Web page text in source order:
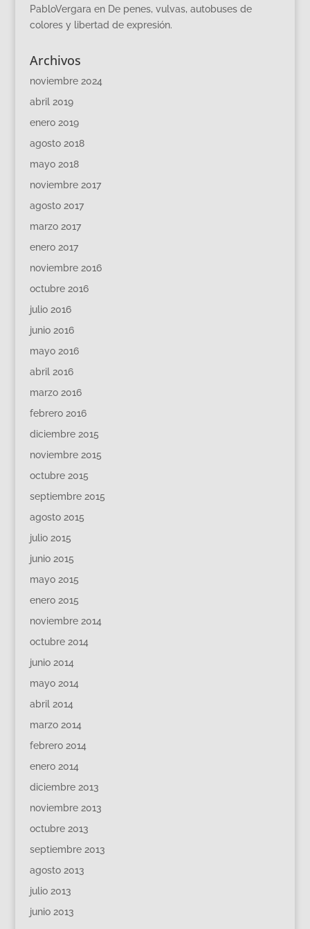
PabloVergara en De penes, vulvas, autobuses de
colores y libertad de expresión.
Archivos
noviembre 2024
abril 2019
enero 2019
agosto 2018
mayo 2018
noviembre 2017
agosto 2017
marzo 2017
enero 2017
noviembre 2016
octubre 2016
julio 2016
junio 2016
mayo 2016
abril 2016
marzo 2016
febrero 2016
diciembre 2015
noviembre 2015
octubre 2015
septiembre 2015
agosto 2015
julio 2015
junio 2015
mayo 2015
enero 2015
noviembre 2014
octubre 2014
junio 2014
mayo 2014
abril 2014
marzo 2014
febrero 2014
enero 2014
diciembre 2013
noviembre 2013
octubre 2013
septiembre 2013
agosto 2013
julio 2013
junio 2013